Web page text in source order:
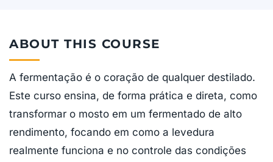
ABOUT THIS COURSE
A fermentação é o coração de qualquer destilado.
Este curso ensina, de forma prática e direta, como
transformar o mosto em um fermentado de alto
rendimento, focando em como a levedura
realmente funciona e no controle das condições